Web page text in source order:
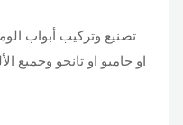
تصنيع وتركيب أبواب